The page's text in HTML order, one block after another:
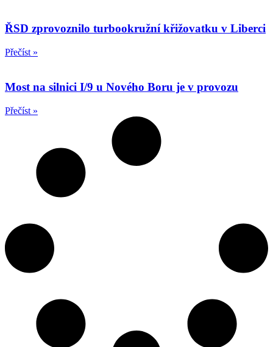
ŘSD zprovoznilo turbookružní křižovatku v Liberci
Přečíst »
Most na silnici I/9 u Nového Boru je v provozu
Přečíst »